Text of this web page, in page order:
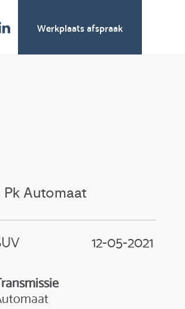
Werkplaats afspraak
Automaat
12-05-2021